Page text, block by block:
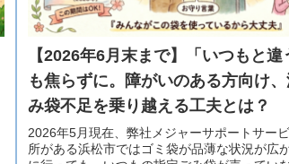
【2026年6月末まで】「いつもと違
も焦らずに。障がいのある方向け
み袋不足を乗り越える工夫とは？
2026年5月現在、弊社メジャーサポートサー
所がある浜松市ではゴミ袋が品薄な状況が広